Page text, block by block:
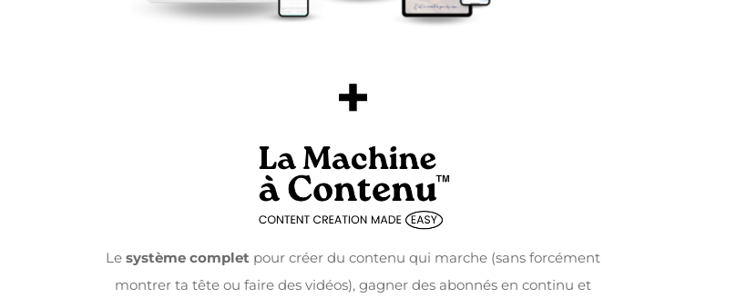
+
Le système complet pour créer du contenu qui marche (sans forcément
montrer ta tête ou faire des vidéos), gagner des abonnés en continu et